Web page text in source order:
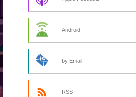
Android
by Email
RSS